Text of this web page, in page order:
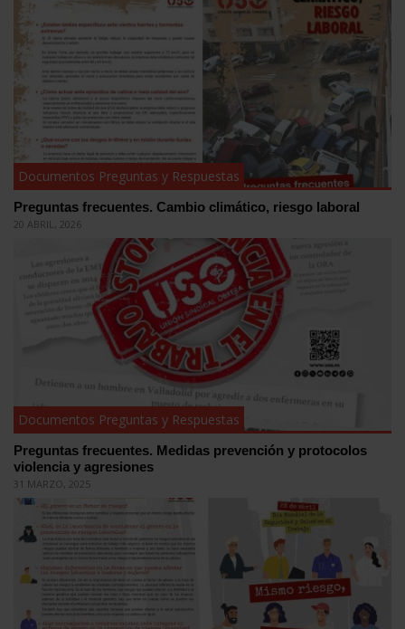
Documentos Preguntas y Respuestas
Preguntas frecuentes. Cambio climático, riesgo laboral
20 ABRIL, 2026
Documentos Preguntas y Respuestas
Preguntas frecuentes. Medidas prevención y protocolos
violencia y agresiones
31 MARZO, 2025